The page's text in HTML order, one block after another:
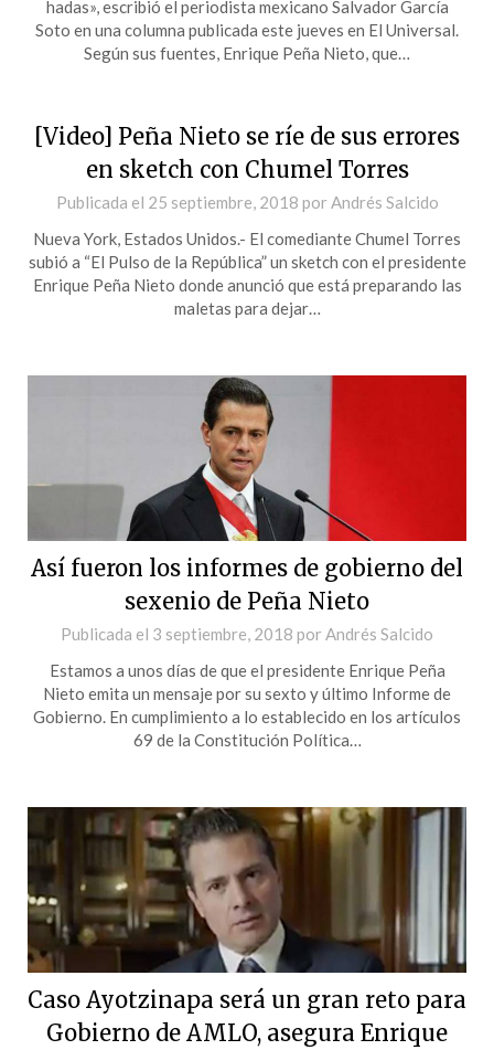
hadas», escribió el periodista mexicano Salvador García
Soto en una columna publicada este jueves en El Universal.
Según sus fuentes, Enrique Peña Nieto, que…
[Video] Peña Nieto se ríe de sus errores
en sketch con Chumel Torres
Publicada el 25 septiembre, 2018 por Andrés Salcido
Nueva York, Estados Unidos.- El comediante Chumel Torres
subió a “El Pulso de la República” un sketch con el presidente
Enrique Peña Nieto donde anunció que está preparando las
maletas para dejar…
Así fueron los informes de gobierno del
sexenio de Peña Nieto
Publicada el 3 septiembre, 2018 por Andrés Salcido
Estamos a unos días de que el presidente Enrique Peña
Nieto emita un mensaje por su sexto y último Informe de
Gobierno. En cumplimiento a lo establecido en los artículos
69 de la Constitución Política…
Caso Ayotzinapa será un gran reto para
Gobierno de AMLO, asegura Enrique